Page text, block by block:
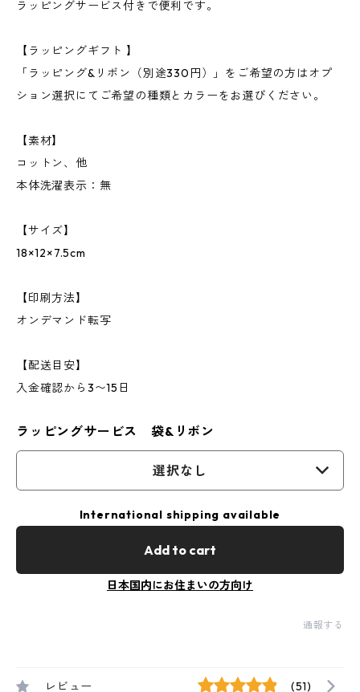
ラッピングサービス付きで便利です。
【ラッピングギフト 】
「ラッピング&リボン（別途330円）」をご希望の方はオプ
ション選択にてご希望の種類とカラーをお選びください。
【素材】
コットン、他
本体洗濯表示：無
【サイズ】
18×12×7.5cm
【印刷方法】
オンデマンド転写
【配送目安】
入金確認から3〜15日
ラッピングサービス 袋&リボン
選択なし
International shipping available
Add to cart
日本国内にお住まいの方向け
通報する
レビュー (51)